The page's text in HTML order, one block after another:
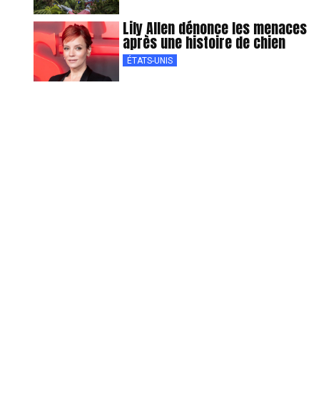
Lily Allen dénonce les menaces
après une histoire de chien
ÉTATS-UNIS